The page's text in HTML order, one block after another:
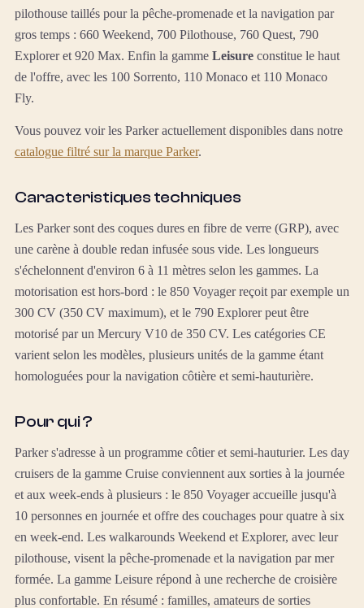
pilothouse taillés pour la pêche-promenade et la navigation par
gros temps : 660 Weekend, 700 Pilothouse, 760 Quest, 790
Explorer et 920 Max. Enfin la gamme Leisureconstitue le haut
de l'offre, avec les 100 Sorrento, 110 Monaco et 110 Monaco
Fly.
Vous pouvez voir les Parker actuellement disponibles dans notre
catalogue filtré sur la marque Parker.
Caracteristiques techniques
Les Parker sont des coques dures en fibre de verre (GRP), avec
une carène à double redan infusée sous vide. Les longueurs
s'échelonnent d'environ 6 à 11 mètres selon les gammes. La
motorisation est hors-bord : le 850 Voyager reçoit par exemple un
300 CV (350 CV maximum), et le 790 Explorer peut être
motorisé par un Mercury V10 de 350 CV. Les catégories CE
varient selon les modèles, plusieurs unités de la gamme étant
homologuées pour la navigation côtière et semi-hauturière.
Pour qui ?
Parker s'adresse à un programme côtier et semi-hauturier. Les day
cruisers de la gamme Cruise conviennent aux sorties à la journée
et aux week-ends à plusieurs : le 850 Voyager accueille jusqu'à
10 personnes en journée et offre des couchages pour quatre à six
en week-end. Les walkarounds Weekend et Explorer, avec leur
pilothouse, visent la pêche-promenade et la navigation par mer
formée. La gamme Leisure répond à une recherche de croisière
plus confortable. En résumé : familles, amateurs de sorties